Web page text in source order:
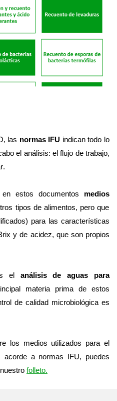
las normas IFU indican todo lo
el análisis: el flujo de trabajo,
en estos documentos medios
tipos de alimentos, pero que
para las características
y de acidez, que son propios
el análisis de aguas para
materia prima de estos
de calidad microbiológica es
los medios utilizados para el
a normas IFU, puedes
folleto.